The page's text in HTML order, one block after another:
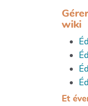
wiki
Et